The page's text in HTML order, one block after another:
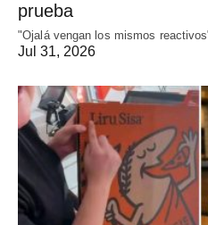
prueba
"Ojalá vengan los mismos
Jul 31, 2026